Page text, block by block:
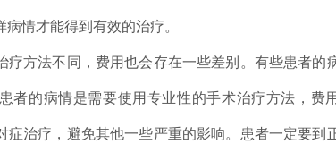
情才能得到有效的治疗。
方法不同，费用也会存在一些差别。有些患者的
者的病情是需要使用专业性的手术治疗方法，费
症治疗，避免其他一些严重的影响。患者一定要到